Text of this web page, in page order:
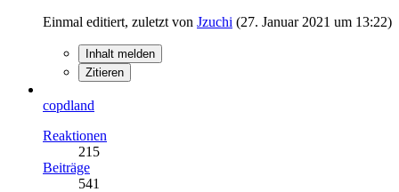
Einmal editiert, zuletzt von Jzuchi (27. Januar 2021 um 13:22)
Inhalt melden
Zitieren
copdland
Reaktionen
215
Beiträge
541